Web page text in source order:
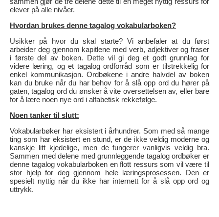
elever på alle nivåer.
Hvordan brukes denne tagalog vokabularboken?
Usikker på hvor du skal starte? Vi anbefaler at du først
arbeider deg gjennom kapitlene med verb, adjektiver og fraser
i første del av boken. Dette vil gi deg et godt grunnlag for
videre læring, og et tagalog ordforråd som er tilstrekkelig for
enkel kommunikasjon. Ordbøkene i andre halvdel av boken
kan du bruke når du har behov for å slå opp ord du hører på
gaten, tagalog ord du ønsker å vite oversettelsen av, eller bare
for å lære noen nye ord i alfabetisk rekkefølge.
Noen tanker til slutt:
Vokabularbøker har eksistert i århundrer. Som med så mange
ting som har eksistert en stund, er de ikke veldig moderne og
kanskje litt kjedelige, men de fungerer vanligvis veldig bra.
Sammen med delene med grunnleggende tagalog ordbøker er
denne tagalog vokabularboken en flott ressurs som vil være til
stor hjelp for deg gjennom hele læringsprosessen. Den er
spesielt nyttig når du ikke har internett for å slå opp ord og
uttrykk.